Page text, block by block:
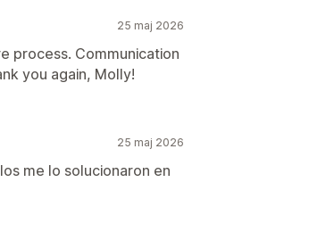
25 maj 2026
process. Communication
you again, Molly!
25 maj 2026
me lo solucionaron en